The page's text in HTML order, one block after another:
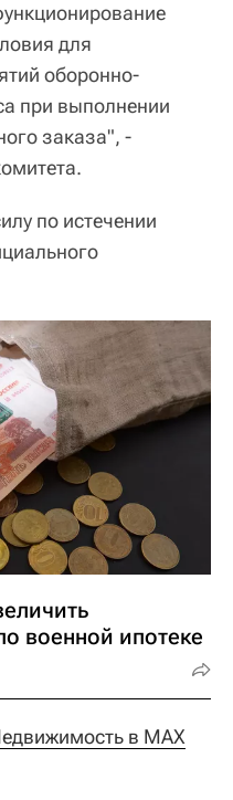
для
оборонно-
при выполнении
заказа", -
по истечении
военной ипотеке
в MAX